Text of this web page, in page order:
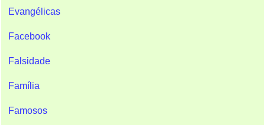
Evangélicas
Facebook
Falsidade
Família
Famosos